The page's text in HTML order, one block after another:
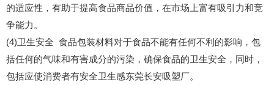
的适应性，有助于提高食品商品价值，在市场上富有吸引力和竞
争能力。
(4)卫生安全 食品包装材料对于食品不能有任何不利的影响，包
括任何的气味和有害成分的污染，确保食品的卫生安全，同时，
包括应使消费者有安全卫生感东莞长安吸塑厂。